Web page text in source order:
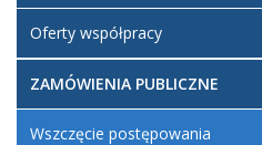
Oferty współpracy
ZAMÓWIENIA PUBLICZNE
Wszczęcie postępowania